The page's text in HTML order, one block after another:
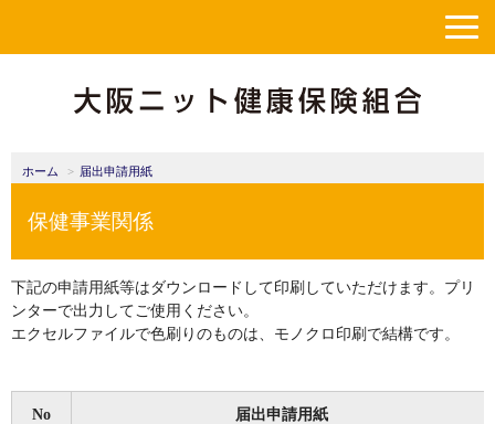
ホーム 届出申請用紙
保健事業関係
下記の申請用紙等はダウンロードして印刷していただけます。プリ
ンターで出力してご使用ください。
エクセルファイルで色刷りのものは、モノクロ印刷で結構です。
No 届出申請用紙